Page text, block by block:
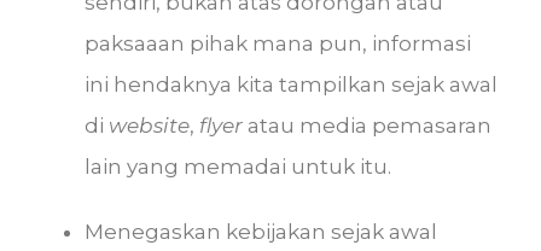
paksaaan pihak mana pun, informasi
ini hendaknya kita tampilkan sejak awal
di website, flyer atau media pemasaran
lain yang memadai untuk itu.
Menegaskan kebijakan sejak awal